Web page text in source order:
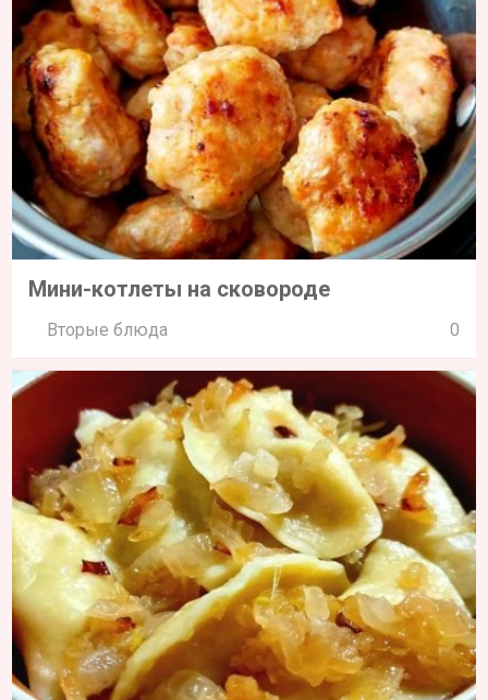
Мини-котлеты на сковороде
Вторые блюда 0